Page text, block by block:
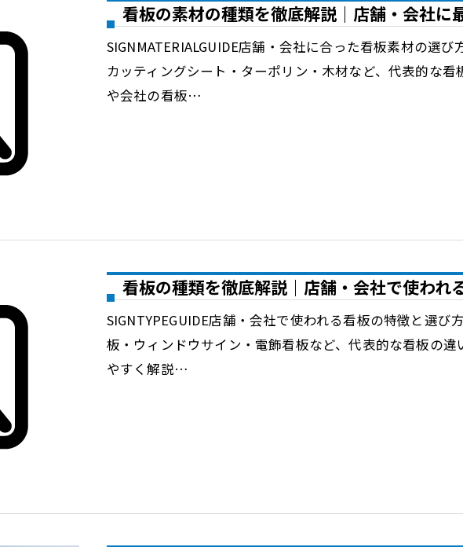
看板の素材の種類を徹底解説｜店舗・会社に
SIGNMATERIALGUIDE店舗・会社に合った看板素材の選
カッティングシート・ターポリン・木材など、代表的な
や会社の看板…
看板の種類を徹底解説｜店舗・会社で使われ
SIGNTYPEGUIDE店舗・会社で使われる看板の特徴と選
板・ウィンドウサイン・電飾看板など、代表的な看板の
やすく解説…